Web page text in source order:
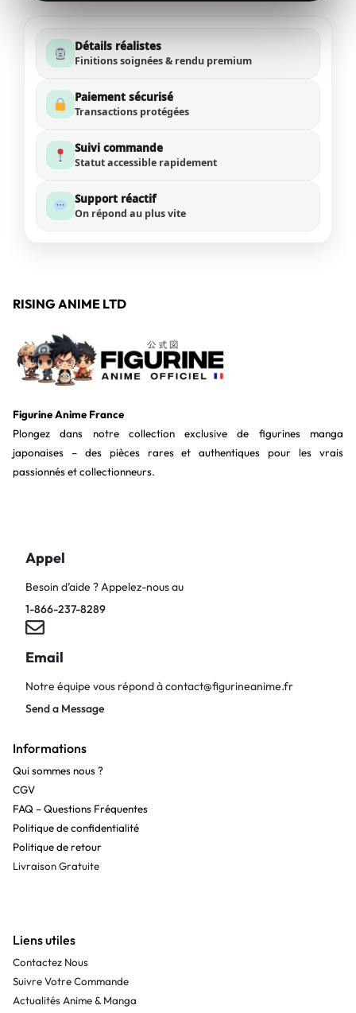
Détails réalistes
Finitions soignées & rendu premium
Paiement sécurisé
Transactions protégées
Suivi commande
Statut accessible rapidement
Support réactif
On répond au plus vite
RISING ANIME LTD
Figurine Anime France
Plongez dans notre collection exclusive de figurines manga
japonaises – des pièces rares et authentiques pour les vrais
passionnés et collectionneurs.
Appel
Besoin d’aide ? Appelez-nous au
1-866-237-8289
Email
Notre équipe vous répond àcontact@figurineanime.fr
Send a Message
Informations
Qui sommes nous ?
CGV
FAQ – Questions Fréquentes
Politique de confidentialité
Politique de retour
Livraison Gratuite
Liens utiles
Contactez Nous
Suivre Votre Commande
Actualités Anime & Manga